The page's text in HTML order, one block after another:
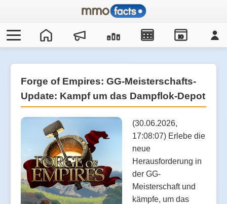
IO
Forge of Empires: GG-Meisterschafts-
Update: Kampf um das Dampflok-Depot
(30.06.2026,
17:08:07) Erlebe die
neue
Herausforderung in
der GG-
Meisterschaft und
kämpfe, um das